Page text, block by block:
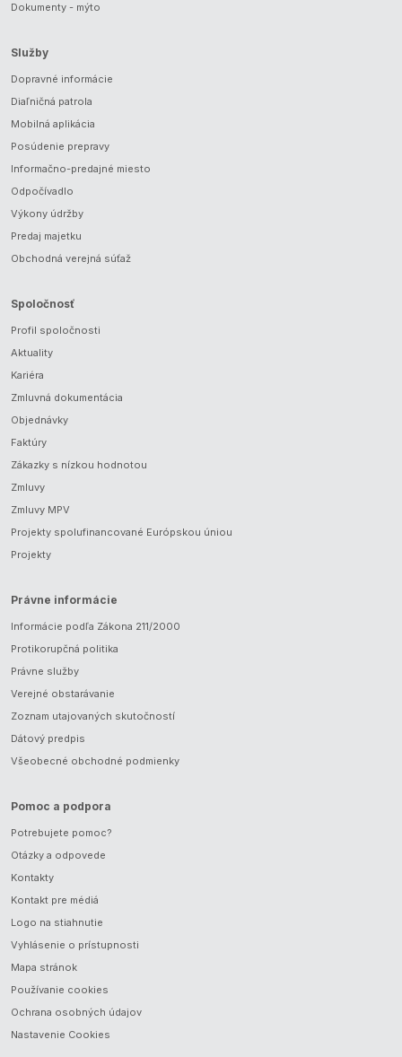
Dokumenty - mýto
Služby
Dopravné informácie
Diaľničná patrola
Mobilná aplikácia
Posúdenie prepravy
Informačno-predajné miesto
Odpočívadlo
Výkony údržby
Predaj majetku
Obchodná verejná súťaž
Spoločnosť
Profil spoločnosti
Aktuality
Kariéra
Zmluvná dokumentácia
Objednávky
Faktúry
Zákazky s nízkou hodnotou
Zmluvy
Zmluvy MPV
Projekty spolufinancované Európskou úniou
Projekty
Právne informácie
Informácie podľa Zákona 211/2000
Protikorupčná politika
Právne služby
Verejné obstarávanie
Zoznam utajovaných skutočností
Dátový predpis
Všeobecné obchodné podmienky
Pomoc a podpora
Potrebujete pomoc?
Otázky a odpovede
Kontakty
Kontakt pre médiá
Logo na stiahnutie
Vyhlásenie o prístupnosti
Mapa stránok
Používanie cookies
Ochrana osobných údajov
Nastavenie Cookies